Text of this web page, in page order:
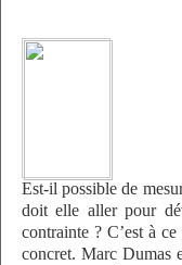
Est-il possible de
doit elle aller pour
contrainte ? C’est à
concret. Marc Dumas